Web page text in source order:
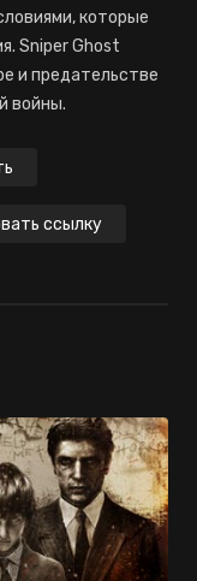
которые
Sniper Ghost
и предательстве
войны.
ссылку